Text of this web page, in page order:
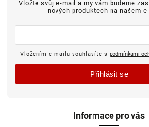
Informace pro vás
Vložte svůj e-mail a my vám budeme
nových produktech na našem
Vložením e-mailu souhlasíte s podmínkami
Přihlásit se